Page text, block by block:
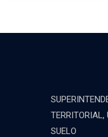
TERRITORIAL,
SUELO